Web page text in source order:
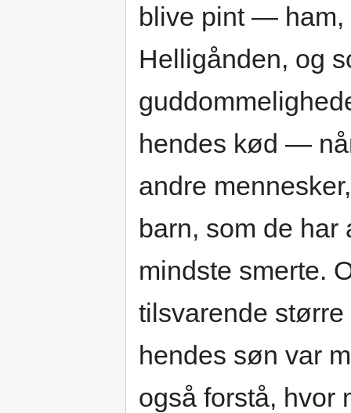
blive pint — ham,
Helligånden, og
hendes kød —
andre
barn, som de har
mindste smerte.
tilsvarende
hendes søn var
også forstå, hvor